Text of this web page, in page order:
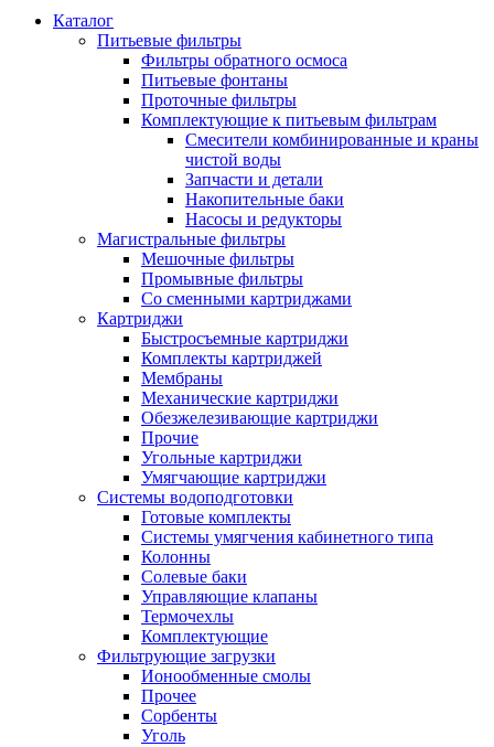
Каталог
Питьевые фильтры
Фильтры обратного осмоса
Питьевые фонтаны
Проточные фильтры
Комплектующие к питьевым фильтрам
Смесители комбинированные и краны
чистой воды
Запчасти и детали
Накопительные баки
Насосы и редукторы
Магистральные фильтры
Мешочные фильтры
Промывные фильтры
Со сменными картриджами
Картриджи
Быстросъемные картриджи
Комплекты картриджей
Мембраны
Механические картриджи
Обезжелезивающие картриджи
Прочие
Угольные картриджи
Умягчающие картриджи
Системы водоподготовки
Готовые комплекты
Системы умягчения кабинетного типа
Колонны
Солевые баки
Управляющие клапаны
Термочехлы
Комплектующие
Фильтрующие загрузки
Ионообменные смолы
Прочее
Сорбенты
Уголь